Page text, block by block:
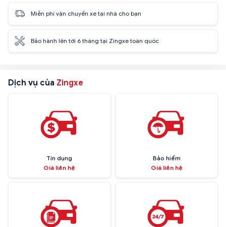
Miễn phí vận chuyển xe tại nhà cho bạn
Bảo hành lên tới 6 tháng tại Zingxe toàn quốc
Dịch vụ của Zingxe
Tín dụng
Giá liên hệ
Bảo hiểm
Giá liên hệ